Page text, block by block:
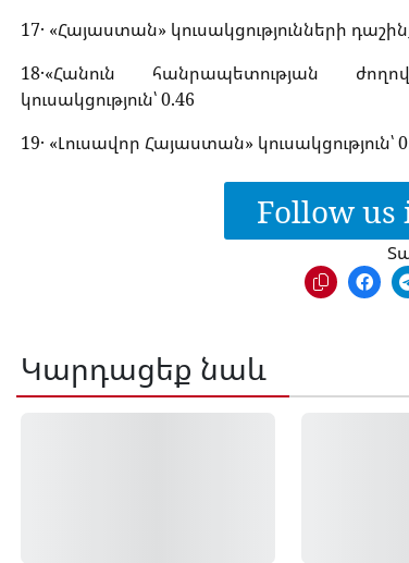
17․ «Հայաստան» կուսակցությունների
18․«Հանուն հանրապետության
կուսակցություն՝ 0.46
19․ «Լուսավոր Հայաստան» կուսակցություն՝
Follow us
Կարդացեք նաև